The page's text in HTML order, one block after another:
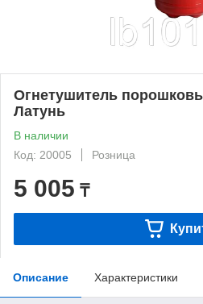
Огнетушитель
Латунь
В наличии
Код: 20005
Розница
5 005 ₸
Описание Характеристики